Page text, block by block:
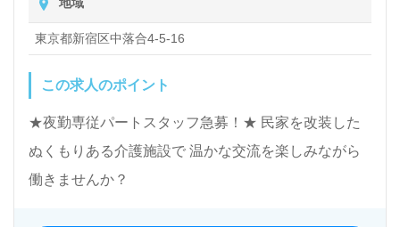
東京都新宿区中落合4-5-16
この求人のポイント
★夜勤専従パートスタッフ急募！★ 民家を改装した
ぬくもりある介護施設で 温かな交流を楽しみながら
働きませんか？